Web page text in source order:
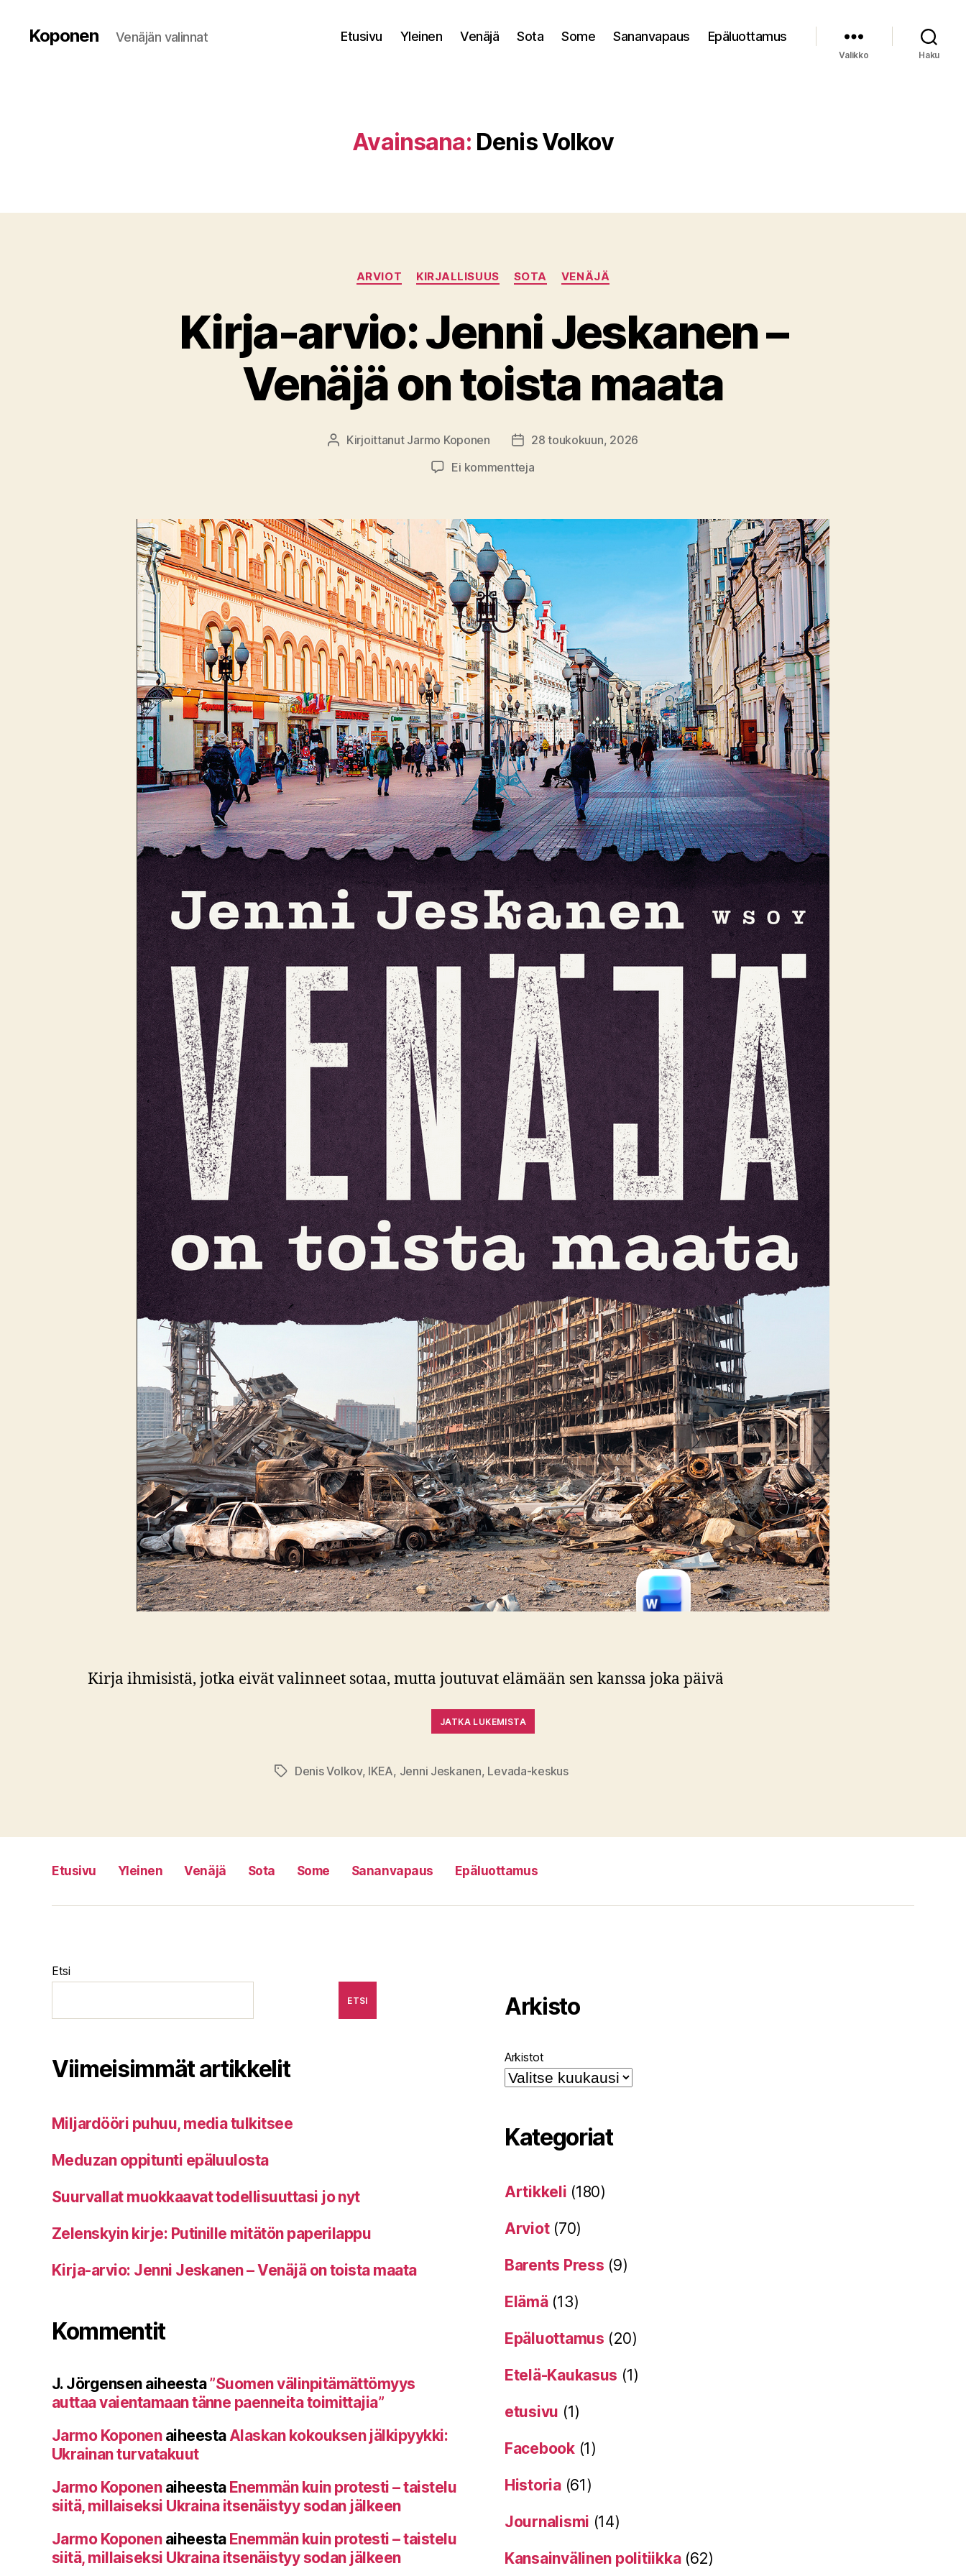
Koponen Venäjän valinnat Etusivu Yleinen Venäjä Sota Some Sananvapaus Epäluottamus
Valikko Haku
Avainsana: Denis Volkov
Kategoriat
ARVIOT KIRJALLISUUS SOTA VENÄJÄ
Kirja-arvio: Jenni Jeskanen –
Venäjä on toista maata
Kirjoittaja
Kirjoittanut Jarmo Koponen Julkaisupäivämäärä
28 toukokuun, 2026
Ei kommenttejaartikkeliin
Jenni
Jeskanen
on
toista
maata
Kirja ihmisistä, jotka eivät valinneet sotaa, mutta joutuvat elämään sen kanssa joka päivä
JATKA LUKEMISTA
Avainsanat
Denis Volkov, IKEA, Jenni Jeskanen, Levada-keskus
Etusivu Yleinen Venäjä Sota Some Sananvapaus Epäluottamus
Etsi
ETSI
Viimeisimmät artikkelit
Miljardööri puhuu, media tulkitsee
Meduzan oppitunti epäluulosta
Suurvallat muokkaavat todellisuuttasi jo nyt
Zelenskyin kirje: Putinille mitätön paperilappu
Kirja-arvio: Jenni Jeskanen – Venäjä on toista maata
Kommentit
J. Jörgensenaiheesta”Suomen välinpitämättömyys
auttaa vaientamaan tänne paenneita toimittajia”
Jarmo Koponenaiheesta Alaskan kokouksen jälkipyykki:
Ukrainan turvatakuut
Jarmo Koponenaiheesta Enemmän kuin protesti – taistelu
siitä, millaiseksi Ukraina itsenäistyy sodan jälkeen
Jarmo Koponenaiheesta Enemmän kuin protesti – taistelu
siitä, millaiseksi Ukraina itsenäistyy sodan jälkeen
Arkisto
Arkistot
Kategoriat
Artikkeli (180)
Arviot(70)
Barents Press (9)
Elämä(13)
Epäluottamus (20)
Etelä-Kaukasus (1)
etusivu (1)
Facebook(1)
Historia(61)
Journalismi (14)
Kansainvälinen politiikka(62)